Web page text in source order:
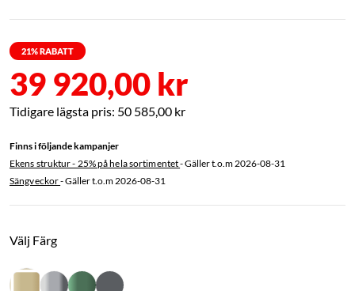
21% RABATT
39 920,00 kr
50 585,00 kr
Finns i följande kampanjer
Ekens struktur - 25% på hela sortimentet- Gäller t.o.m 2026-08-31
Sängveckor- Gäller t.o.m 2026-08-31
Välj Färg